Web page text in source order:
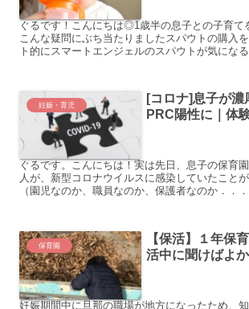
ぐるです！こんにちは◎1歳半の息子との子育て
こんな疑問にぶち当たりましたスパウトの購入
ト的にスマートエンジェルのスパウトが気にな
妊娠・育児
[コロナ]息子が濃
PRC陽性に｜体
ぐるです。こんにちは！実は先日、息子の保育
人が、新型コロナウイルスに感染していたことが
（園児なのか、職員なのか、保護者なのか．．
保育園
【保活】１年保
活中に聞けばよ
妊娠期間中に旦那の職場が地方になったため、